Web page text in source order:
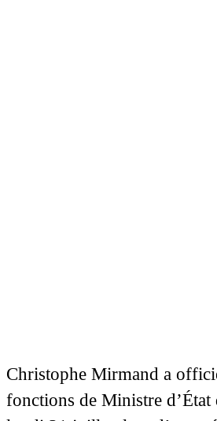
Christophe Mirmand a
fonctions de Ministre d’État